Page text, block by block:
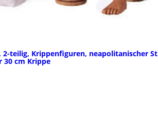
2-teilig, Krippenfiguren, neapolitanischer
30 cm Krippe